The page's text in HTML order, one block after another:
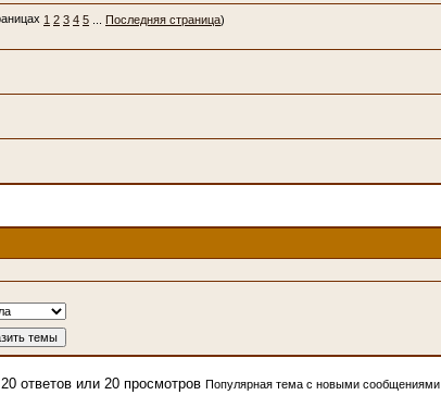
1 2 3 4 5 Последняя страница)
Популярная тема с новыми сообщениями